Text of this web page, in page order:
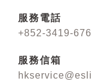
服務電話
+852-3419-
服務信箱